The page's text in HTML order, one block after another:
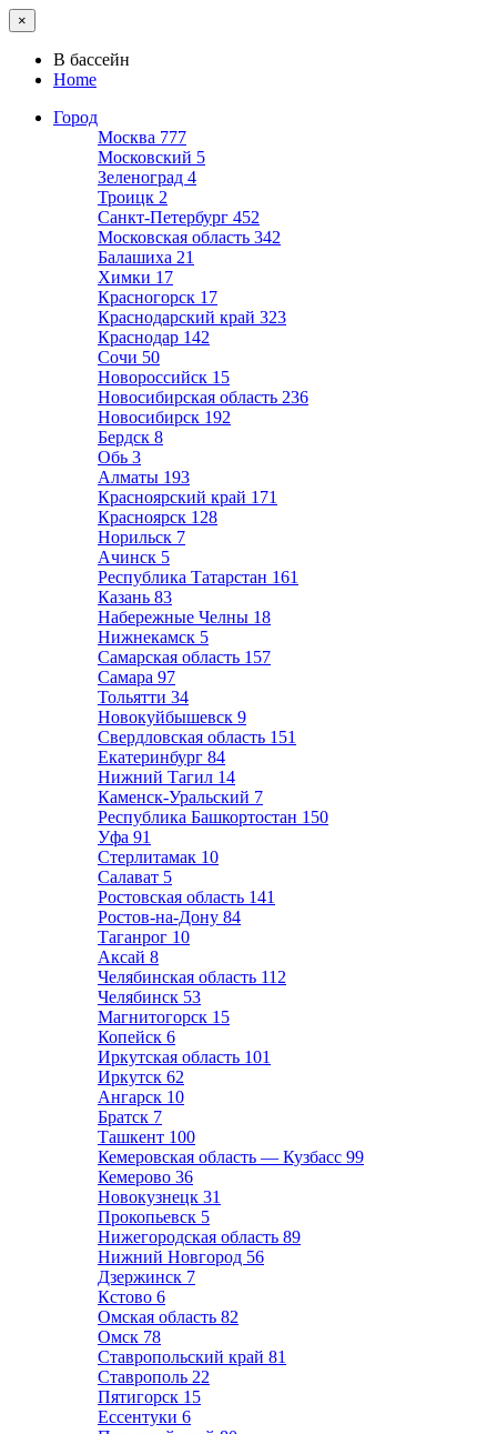
×
В бассейн
Home
Город
Москва 777
Московский 5
Зеленоград 4
Троицк 2
Санкт-Петербург 452
Московская область 342
Балашиха 21
Химки 17
Красногорск 17
Краснодарский край 323
Краснодар 142
Сочи 50
Новороссийск 15
Новосибирская область 236
Новосибирск 192
Бердск 8
Обь 3
Алматы 193
Красноярский край 171
Красноярск 128
Норильск 7
Ачинск 5
Республика Татарстан 161
Казань 83
Набережные Челны 18
Нижнекамск 5
Самарская область 157
Самара 97
Тольятти 34
Новокуйбышевск 9
Свердловская область 151
Екатеринбург 84
Нижний Тагил 14
Каменск-Уральский 7
Республика Башкортостан 150
Уфа 91
Стерлитамак 10
Салават 5
Ростовская область 141
Ростов-на-Дону 84
Таганрог 10
Аксай 8
Челябинская область 112
Челябинск 53
Магнитогорск 15
Копейск 6
Иркутская область 101
Иркутск 62
Ангарск 10
Братск 7
Ташкент 100
Кемеровская область — Кузбасс 99
Кемерово 36
Новокузнецк 31
Прокопьевск 5
Нижегородская область 89
Нижний Новгород 56
Дзержинск 7
Кстово 6
Омская область 82
Омск 78
Ставропольский край 81
Ставрополь 22
Пятигорск 15
Ессентуки 6